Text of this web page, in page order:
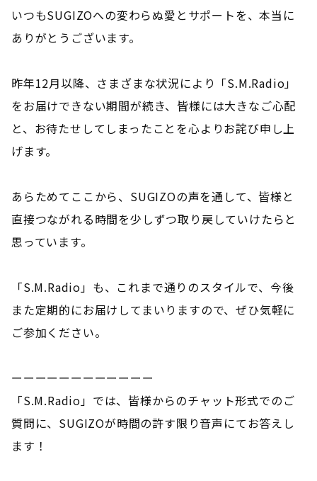
いつもSUGIZOへの変わらぬ愛とサポートを、本当に
ありがとうございます。
昨年12月以降、さまざまな状況により「S.M.Radio」
をお届けできない期間が続き、皆様には大きなご心配
と、お待たせしてしまったことを心よりお詫び申し上
げます。
あらためてここから、SUGIZOの声を通して、皆様と
直接つながれる時間を少しずつ取り戻していけたらと
思っています。
「S.M.Radio」も、これまで通りのスタイルで、今後
また定期的にお届けしてまいりますので、ぜひ気軽に
ご参加ください。
ーーーーーーーーーーーー
「S.M.Radio」では、皆様からのチャット形式でのご
質問に、SUGIZOが時間の許す限り音声にてお答えし
ます！